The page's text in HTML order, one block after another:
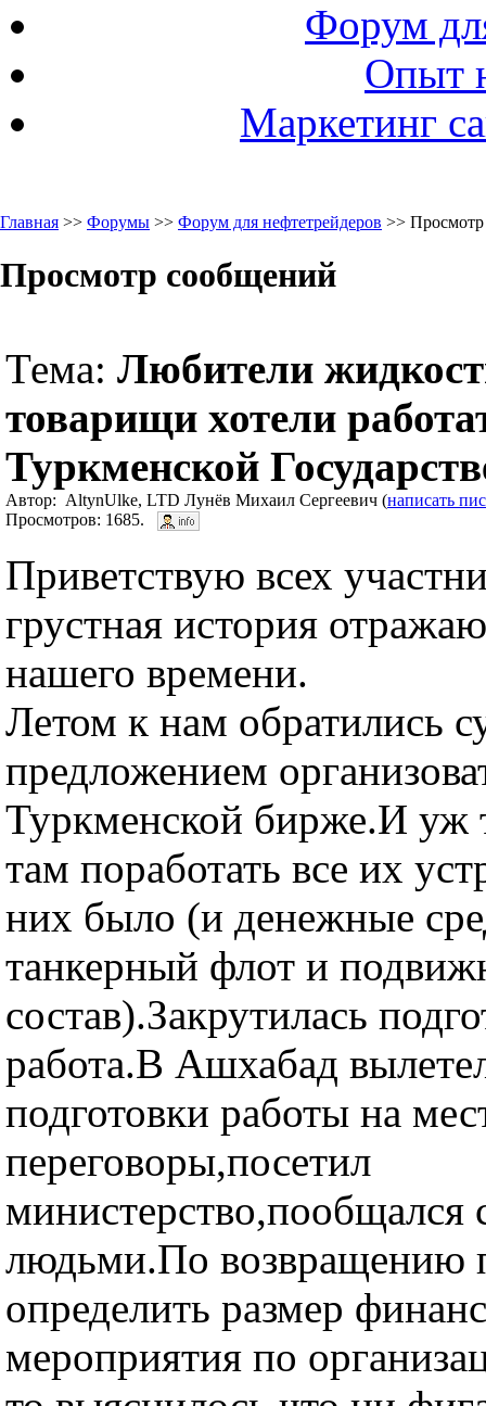
Форум
Опыт
Маркетинг
Главная >> Форумы >> Форум для нефтетрейдеров >>
Просмотр сообщений
Тема: Любители
товарищи хотели
Туркменской
Автор: AltynUlke, LTD Лунёв Михаил Сергеевич (написать
Просмотров: 1685.
Приветствую всех
грустная история
нашего времени.
Летом к нам обратились
предложением
Туркменской бирже.И уж
там поработать все их
них было (и денежные
танкерный флот и
состав).Закрутилась
работа.В Ашхабад
подготовки работы на
переговоры,посетил
людьми.По возвращению
определить размер
мероприятия по